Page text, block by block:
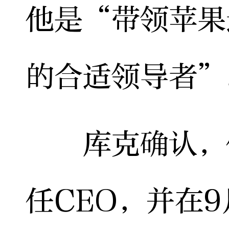
他是“带领苹
的合适领导者
库克确认，
任CEO，并在